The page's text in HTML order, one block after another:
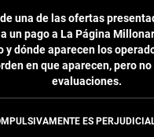
una de las ofertas
un pago a La Página
y dónde aparecen los
en que aparecen, pero
evaluaciones.
ES